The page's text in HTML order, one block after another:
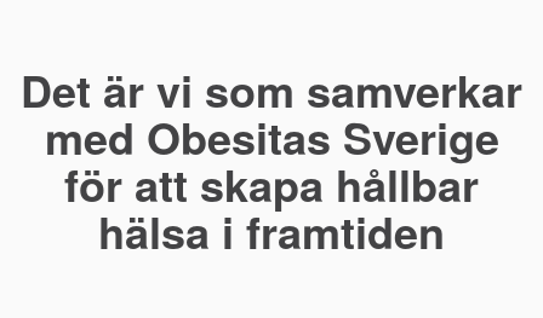
Det är vi som samverkar
med Obesitas Sverige
för att skapa hållbar
hälsa i framtiden